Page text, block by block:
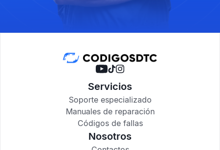
Servicios
Soporte especializado
Manuales de reparación
Códigos de fallas
Nosotros